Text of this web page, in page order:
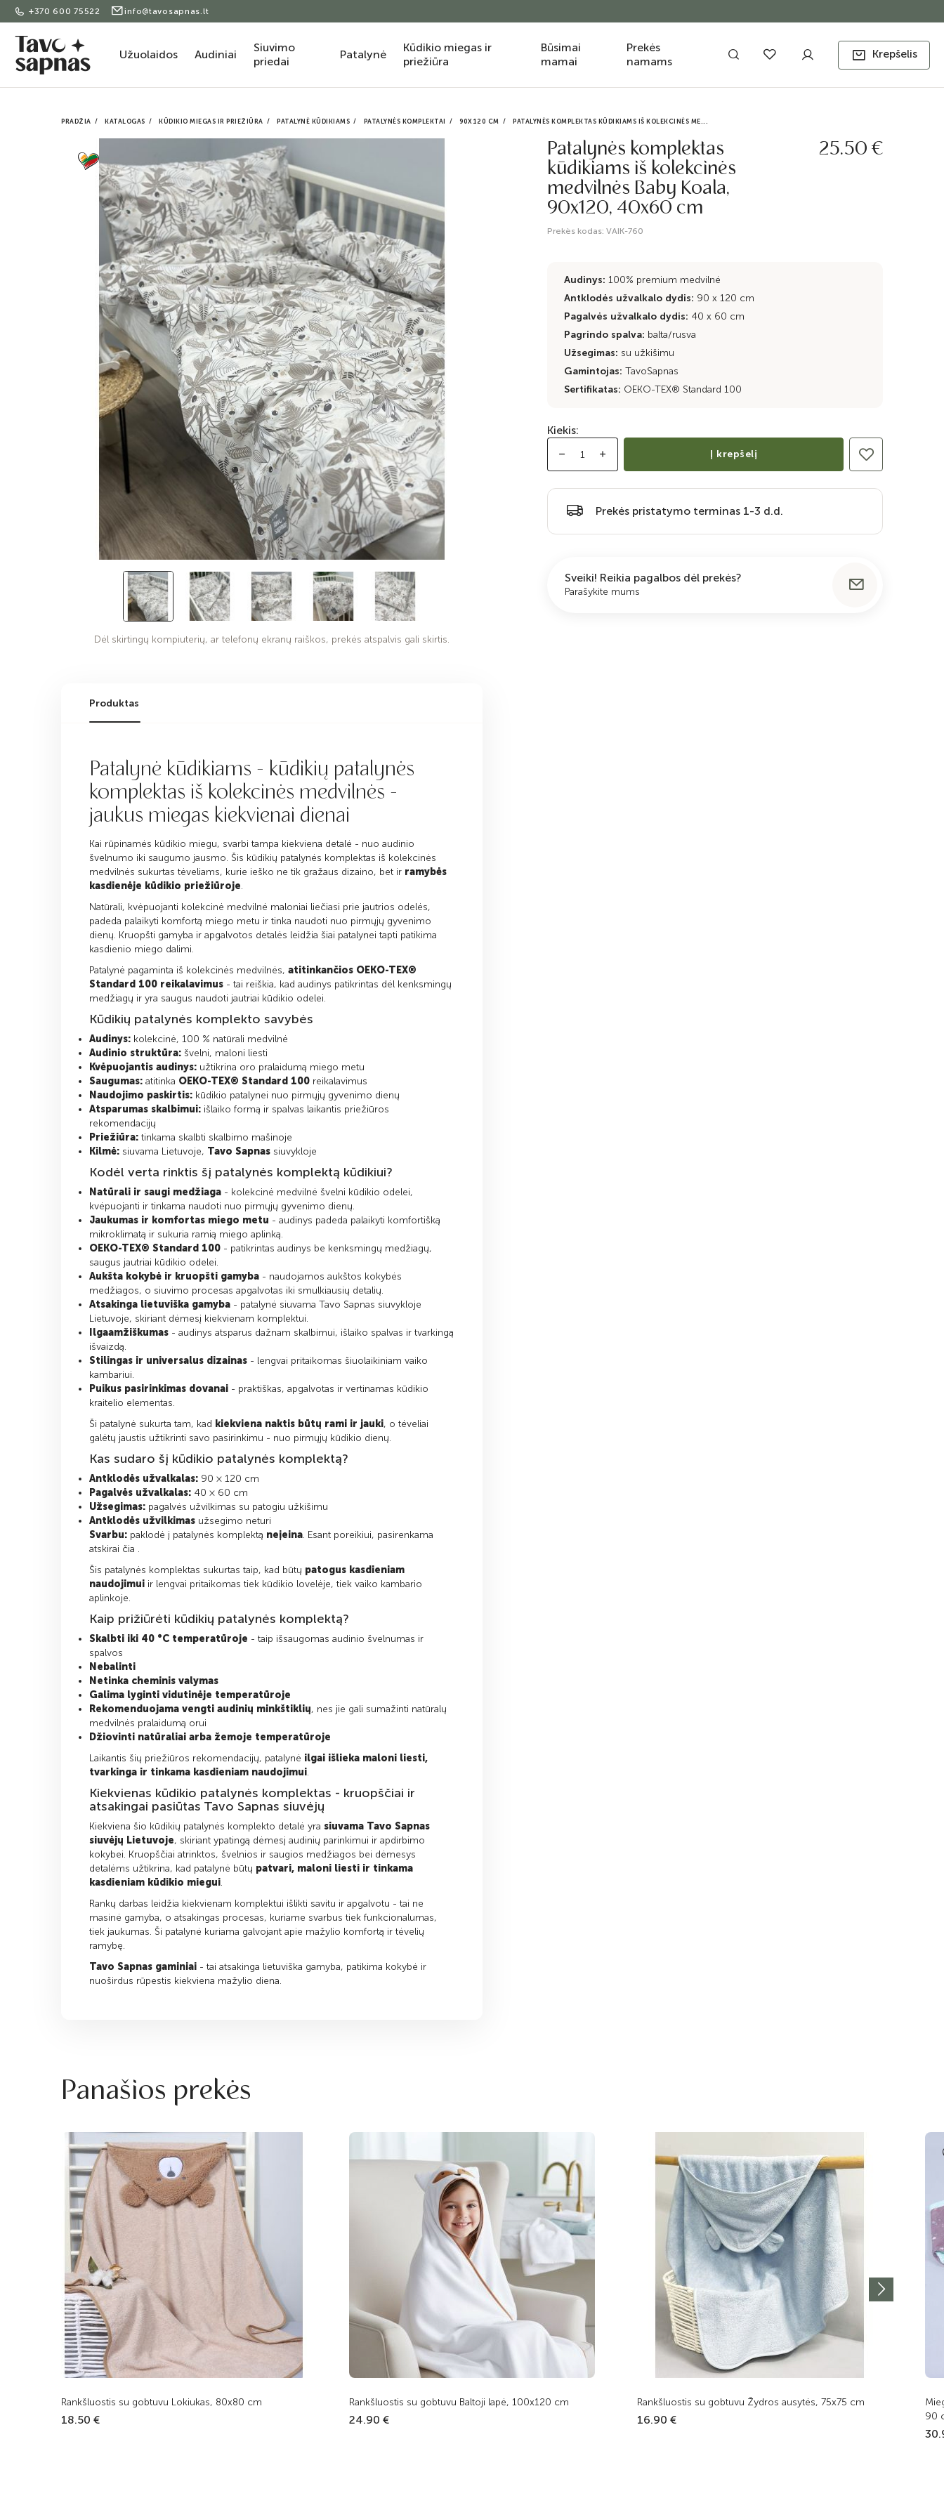
+370 600 75522 info@tavosapnas.lt
Užuolaidos Audiniai
Siuvimo
priedai
Patalynė
Kūdikio miegas ir
priežiūra
Būsimai
mamai
Prekės
namams
Krepšelis
PRADŽIA KATALOGAS KŪDIKIO MIEGAS IR PRIEŽIŪRA PATALYNĖ KŪDIKIAMS PATALYNĖS KOMPLEKTAI 90X120 CM PATALYNĖS KOMPLEKTAS KŪDIKIAMS IŠ KOLEKCINĖS ME...
Dėl skirtingų kompiuterių, ar telefonų ekranų raiškos, prekės atspalvis gali skirtis.
Patalynės komplektas
kūdikiams iš kolekcinės
medvilnės Baby Koala,
90x120, 40x60 cm
Prekės kodas: VAIK-760
25.50 €
Audinys: 100% premium medvilnė
Antklodės užvalkalo dydis: 90 x 120 cm
Pagalvės užvalkalo dydis: 40 x 60 cm
Pagrindo spalva: balta/rusva
Užsegimas: su užkišimu
Gamintojas: TavoSapnas
Sertifikatas: OEKO-TEX® Standard 100
Kiekis:
Į krepšelį
Prekės pristatymo terminas 1-3 d.d.
Sveiki! Reikia pagalbos dėl prekės?
Parašykite mums
Produktas
Patalynė kūdikiams - kūdikių patalynės
komplektas iš kolekcinės medvilnės -
jaukus miegas kiekvienai dienai
Kai rūpinamės kūdikio miegu, svarbi tampa kiekviena detalė - nuo audinio
švelnumo iki saugumo jausmo. Šis kūdikių patalynės komplektas iš kolekcinės
medvilnės sukurtas tėveliams, kurie ieško ne tik gražaus dizaino, bet ir ramybės
kasdienėje kūdikio priežiūroje.
Natūrali, kvėpuojanti kolekcinė medvilnė maloniai liečiasi prie jautrios odelės,
padeda palaikyti komfortą miego metu ir tinka naudoti nuo pirmųjų gyvenimo
dienų. Kruopšti gamyba ir apgalvotos detalės leidžia šiai patalynei tapti patikima
kasdienio miego dalimi.
Patalynė pagaminta iš kolekcinės medvilnės, atitinkančios OEKO-TEX®
Standard 100 reikalavimus - tai reiškia, kad audinys patikrintas dėl kenksmingų
medžiagų ir yra saugus naudoti jautriai kūdikio odelei.
Kūdikių patalynės komplekto savybės
Audinys: kolekcinė, 100 % natūrali medvilnė
Audinio struktūra: švelni, maloni liesti
Kvėpuojantis audinys: užtikrina oro pralaidumą miego metu
Saugumas: atitinka OEKO-TEX® Standard 100 reikalavimus
Naudojimo paskirtis: kūdikio patalynei nuo pirmųjų gyvenimo dienų
Atsparumas skalbimui: išlaiko formą ir spalvas laikantis priežiūros
rekomendacijų
Priežiūra: tinkama skalbti skalbimo mašinoje
Kilmė: siuvama Lietuvoje, Tavo Sapnas siuvykloje
Kodėl verta rinktis šį patalynės komplektą kūdikiui?
Natūrali ir saugi medžiaga - kolekcinė medvilnė švelni kūdikio odelei,
kvėpuojanti ir tinkama naudoti nuo pirmųjų gyvenimo dienų.
Jaukumas ir komfortas miego metu - audinys padeda palaikyti komfortišką
mikroklimatą ir sukuria ramią miego aplinką.
OEKO-TEX® Standard 100 - patikrintas audinys be kenksmingų medžiagų,
saugus jautriai kūdikio odelei.
Aukšta kokybė ir kruopšti gamyba - naudojamos aukštos kokybės
medžiagos, o siuvimo procesas apgalvotas iki smulkiausių detalių.
Atsakinga lietuviška gamyba - patalynė siuvama Tavo Sapnas siuvykloje
Lietuvoje, skiriant dėmesį kiekvienam komplektui.
Ilgaamžiškumas - audinys atsparus dažnam skalbimui, išlaiko spalvas ir tvarkingą
išvaizdą.
Stilingas ir universalus dizainas - lengvai pritaikomas šiuolaikiniam vaiko
kambariui.
Puikus pasirinkimas dovanai - praktiškas, apgalvotas ir vertinamas kūdikio
kraitelio elementas.
Ši patalynė sukurta tam, kad kiekviena naktis būtų rami ir jauki, o tėveliai
galėtų jaustis užtikrinti savo pasirinkimu - nuo pirmųjų kūdikio dienų.
Kas sudaro šį kūdikio patalynės komplektą?
Antklodės užvalkalas: 90 × 120 cm
Pagalvės užvalkalas: 40 × 60 cm
Užsegimas: pagalvės užvilkimas su patogiu užkišimu
Antklodės užvilkimas užsegimo neturi
Svarbu: paklodė į patalynės komplektą neįeina. Esant poreikiui, pasirenkama
atskirai čia .
Šis patalynės komplektas sukurtas taip, kad būtų patogus kasdieniam
naudojimui ir lengvai pritaikomas tiek kūdikio lovelėje, tiek vaiko kambario
aplinkoje.
Kaip prižiūrėti kūdikių patalynės komplektą?
Skalbti iki 40 °C temperatūroje - taip išsaugomas audinio švelnumas ir
spalvos
Nebalinti
Netinka cheminis valymas
Galima lyginti vidutinėje temperatūroje
Rekomenduojama vengti audinių minkštiklių, nes jie gali sumažinti natūralų
medvilnės pralaidumą orui
Džiovinti natūraliai arba žemoje temperatūroje
Laikantis šių priežiūros rekomendacijų, patalynė ilgai išlieka maloni liesti,
tvarkinga ir tinkama kasdieniam naudojimui.
Kiekvienas kūdikio patalynės komplektas - kruopščiai ir
atsakingai pasiūtas Tavo Sapnas siuvėjų
Kiekviena šio kūdikių patalynės komplekto detalė yra siuvama Tavo Sapnas
siuvėjų Lietuvoje, skiriant ypatingą dėmesį audinių parinkimui ir apdirbimo
kokybei. Kruopščiai atrinktos, švelnios ir saugios medžiagos bei dėmesys
detalėms užtikrina, kad patalynė būtų patvari, maloni liesti ir tinkama
kasdieniam kūdikio miegui.
Rankų darbas leidžia kiekvienam komplektui išlikti savitu ir apgalvotu - tai ne
masinė gamyba, o atsakingas procesas, kuriame svarbus tiek funkcionalumas,
tiek jaukumas. Ši patalynė kuriama galvojant apie mažylio komfortą ir tėvelių
ramybę.
Tavo Sapnas gaminiai - tai atsakinga lietuviška gamyba, patikima kokybė ir
nuoširdus rūpestis kiekviena mažylio diena.
Panašios prekės
Rankšluostis su gobtuvu Lokiukas, 80x80 cm
18.50 €
Rankšluostis su gobtuvu Baltoji lapė, 100x120 cm
24.90 €
Rankšluostis su gobtuvu Žydros ausytės, 75x75 cm
16.90 €
90